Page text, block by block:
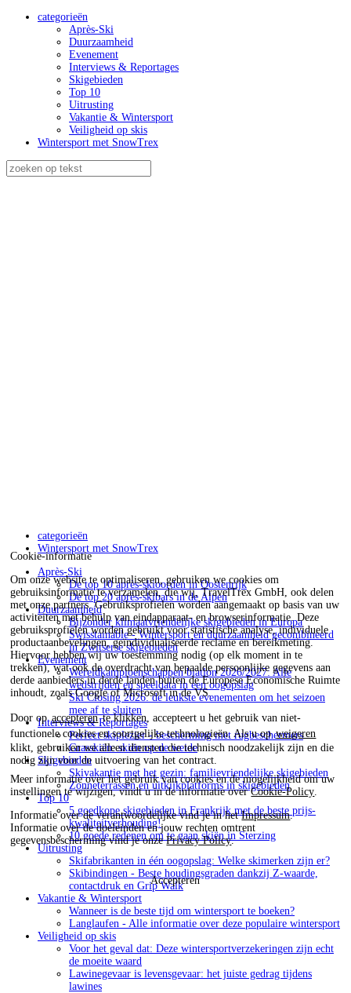
Cookie-informatie
Om onze website te optimaliseren, gebruiken we cookies om
gebruiksinformatie te verzamelen, die wij, TravelTrex GmbH, ook delen
met onze partners. Gebruiksprofielen worden aangemaakt op basis van uw
activiteiten met behulp van eindapparaat- en browserinformatie. Deze
gebruiksprofielen worden gebruikt voor statistische analyse, individuele
productaanbevelingen, geïndividualiseerde reclame en bereikmeting.
Hiervoor hebben wij uw toestemming nodig (op elk moment in te
trekken), wat ook de overdracht van bepaalde persoonlijke gegevens aan
derde aanbieders in derde landen buiten de Europese Economische Ruimte
inhoudt, zoals Google of Microsoft in de VS.
Door op accepterente klikken, accepteert u het gebruik van niet-
functionele cookies en soortgelijke technologieën. Als u opweigeren
klikt, gebruiken we alleen diensten die technisch noodzakelijk zijn en die
nodig zijn voor de uitvoering van het contract.
Meer informatie over het gebruik van cookies en de mogelijkheid om uw
instellingen te wijzigen, vindt u in de informatie overCookie-Policy.
Informatie over de verantwoordelijke vind je in hetImpressum.
Informatie over de doeleinden en jouw rechten omtrent
gegevensbescherming vind je onzePrivacy Policy.
Accepteren
categorieën
Après-Ski
Duurzaamheid
Evenement
Interviews & Reportages
Skigebieden
Top 10
Uitrusting
Vakantie & Wintersport
Veiligheid op skis
Wintersport met SnowTrex
categorieën
Wintersport met SnowTrex
Après-Ski
De top 10 après-skioorden in Oostenrijk
De top 20 après-skibars in de Alpen
Duurzaamheid
Bijzonder klimaatvriendelijke skigebieden in Europa
Swisstainable - Wintersport en duurzaamheid gecombineerd
in Zwitserse skigebieden
Evenement
Wereldkampioenschappen biatlon 2026/2027: Alle
wedstrijden en speeldata in een oogopslag
Ski Closing 2026: de leukste evenementen om het seizoen
mee af te sluiten
Interviews & Reportages
Perfect skiplezier - bescherming met rugbeschermers
Grasskiën: skiën op de weide
Skigebieden
Skivakantie met het gezin: familievriendelijke skigebieden
Zonneterrassen en uitkijkplatforms in skigebieden
Top 10
5 goedkope skigebieden in Frankrijk met de beste prijs-
kwaliteitverhouding!
10 goede redenen om te gaan skiën in Sterzing
Uitrusting
Skifabrikanten in één oogopslag: Welke skimerken zijn er?
Skibindingen - Beste houdingsgraden dankzij Z-waarde,
contactdruk en Grip Walk
Vakantie & Wintersport
Wanneer is de beste tijd om wintersport te boeken?
Langlaufen - Alle informatie over deze populaire wintersport
Veiligheid op skis
Voor het geval dat: Deze wintersportverzekeringen zijn echt
de moeite waard
Lawinegevaar is levensgevaar: het juiste gedrag tijdens
lawines